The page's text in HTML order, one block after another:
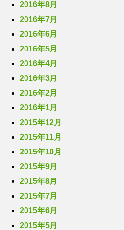
2016年8月
2016年7月
2016年6月
2016年5月
2016年4月
2016年3月
2016年2月
2016年1月
2015年12月
2015年11月
2015年10月
2015年9月
2015年8月
2015年7月
2015年6月
2015年5月